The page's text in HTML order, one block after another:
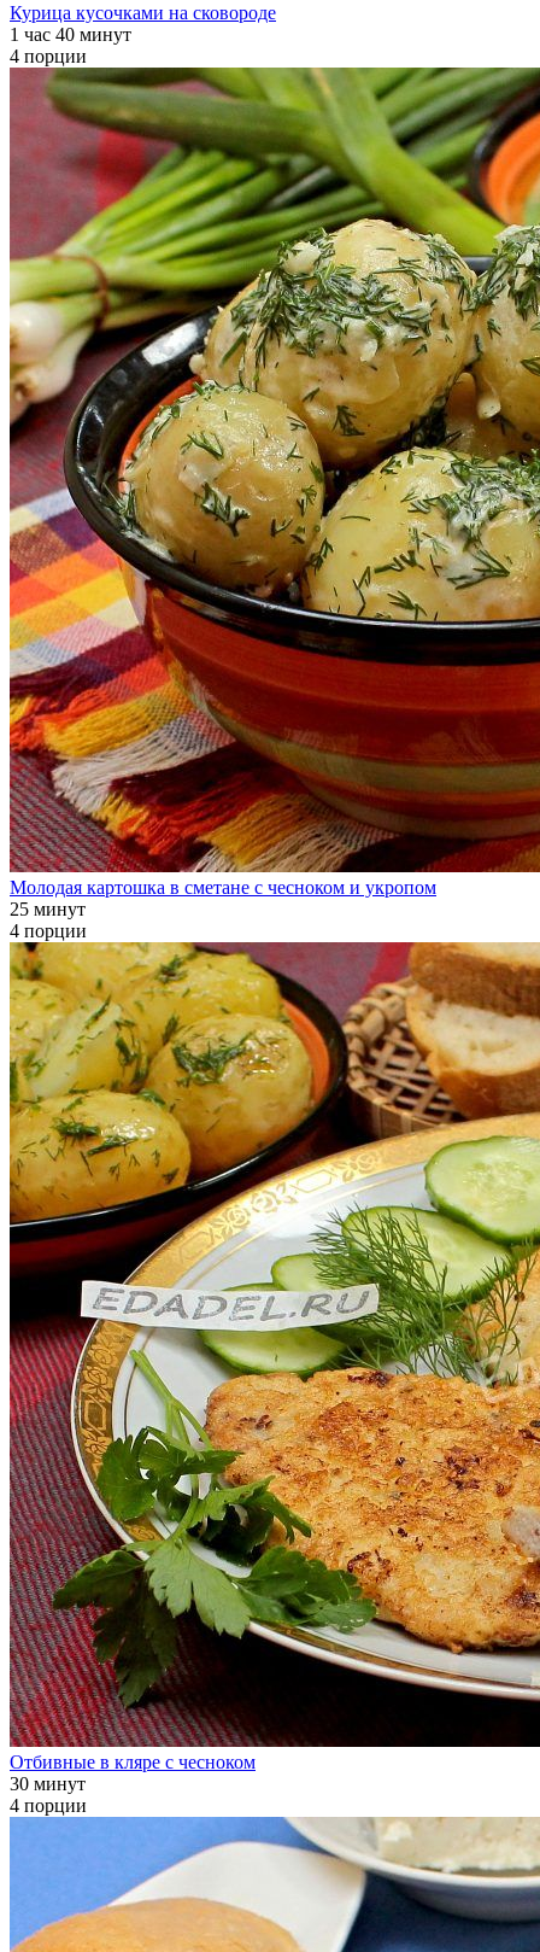
Курица кусочками на сковороде
1 час 40 минут
4 порции
Молодая картошка в сметане с чесноком и укропом
25 минут
4 порции
Отбивные в кляре с чесноком
30 минут
4 порции